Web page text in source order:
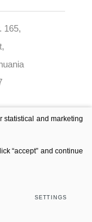
165,
statistical and marketing
“accept” and continue
SETTINGS